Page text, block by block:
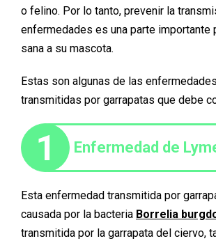
o felino. Por lo tanto, prevenir la
enfermedades es una parte importante
sana a su mascota.
Estas son algunas de las
transmitidas por garrapatas que debe
1 Enfermedad de
Esta enfermedad transmitida por
causada por la bacteria Borrelia
transmitida por la garrapata del ciervo,